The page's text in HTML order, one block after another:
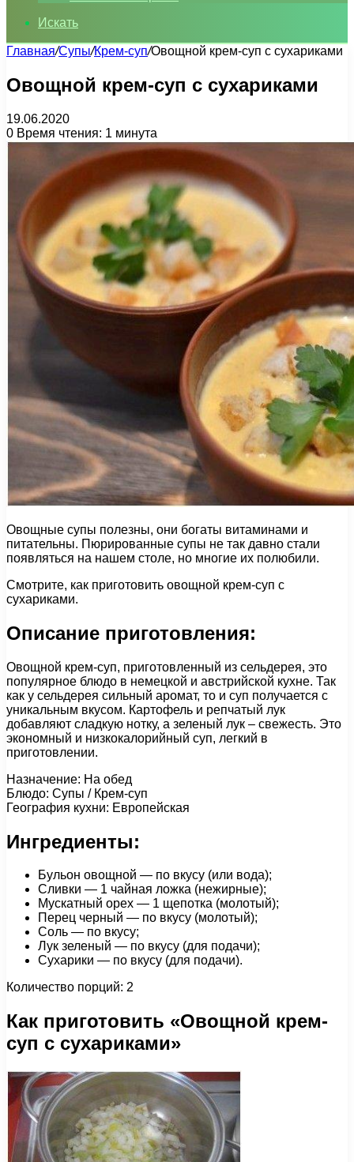
Искать
Главная/Супы/Крем-суп/Овощной крем-суп с сухариками
Овощной крем-суп с сухариками
19.06.2020
0 Время чтения: 1 минута
Овощные супы полезны, они богаты витаминами и
питательны. Пюрированные супы не так давно стали
появляться на нашем столе, но многие их полюбили.
Смотрите, как приготовить овощной крем-суп с
сухариками.
Описание приготовления:
Овощной крем-суп, приготовленный из сельдерея, это
популярное блюдо в немецкой и австрийской кухне. Так
как у сельдерея сильный аромат, то и суп получается с
уникальным вкусом. Картофель и репчатый лук
добавляют сладкую нотку, а зеленый лук – свежесть. Это
экономный и низкокалорийный суп, легкий в
приготовлении.
Назначение: На обед
Блюдо: Супы / Крем-суп
География кухни: Европейская
Ингредиенты:
Бульон овощной — по вкусу (или вода);
Сливки — 1 чайная ложка (нежирные);
Мускатный орех — 1 щепотка (молотый);
Перец черный — по вкусу (молотый);
Соль — по вкусу;
Лук зеленый — по вкусу (для подачи);
Сухарики — по вкусу (для подачи).
Количество порций: 2
Как приготовить «Овощной крем-
суп с сухариками»